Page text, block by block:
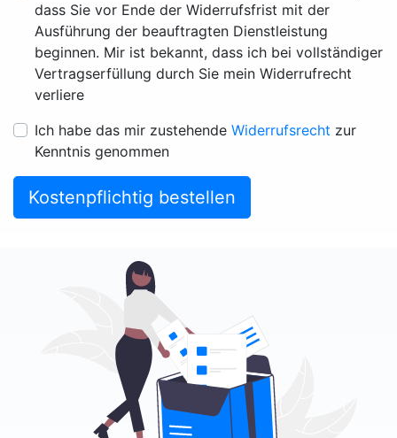
dass Sie vor Ende der Widerrufsfrist mit der
Ausführung der beauftragten Dienstleistung
beginnen. Mir ist bekannt, dass ich bei vollständiger
Vertragserfüllung durch Sie mein Widerrufrecht
verliere
Ich habe das mir zustehende Widerrufsrecht zur
Kenntnis genommen
Kostenpflichtig bestellen